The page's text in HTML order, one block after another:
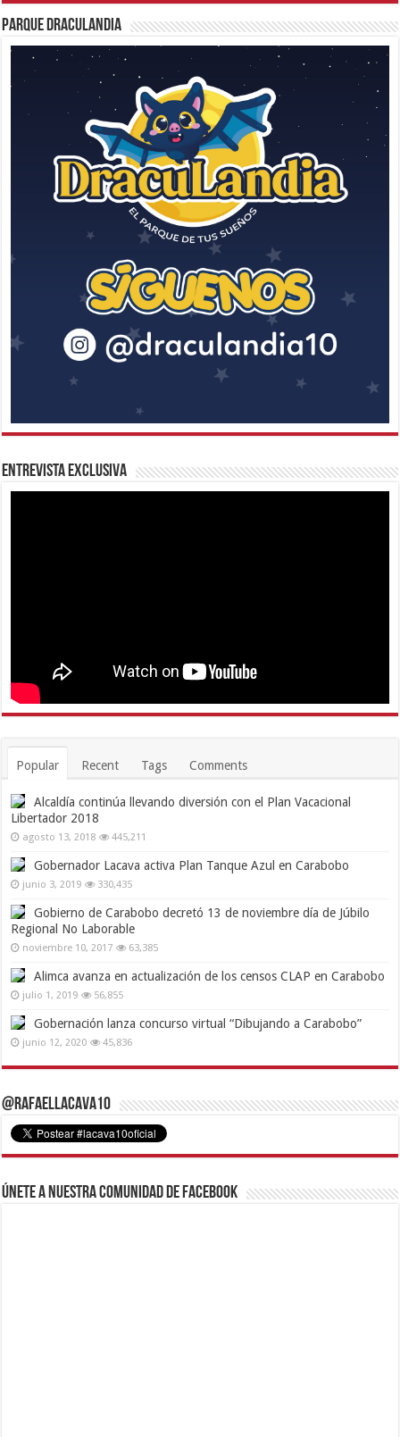
Parque Draculandia
Entrevista Exclusiva
Popular Recent Tags Comments
Alcaldía continúa llevando diversión con el Plan Vacacional
Libertador 2018
agosto 13, 2018 445,211
Gobernador Lacava activa Plan Tanque Azul en Carabobo
junio 3, 2019 330,435
Gobierno de Carabobo decretó 13 de noviembre día de Júbilo
Regional No Laborable
noviembre 10, 2017 63,385
Alimca avanza en actualización de los censos CLAP en Carabobo
julio 1, 2019 56,855
Gobernación lanza concurso virtual “Dibujando a Carabobo”
junio 12, 2020 45,836
@RafaelLacava10
Únete a nuestra comunidad de Facebook